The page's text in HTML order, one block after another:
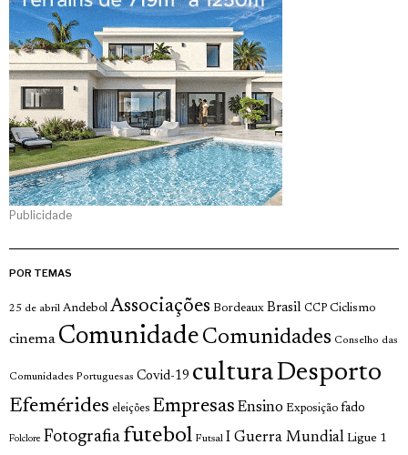
Publicidade
POR TEMAS
25 de abril Andebol Associações Bordeaux Brasil CCP Ciclismo
cinema Comunidade Comunidades Conselho das
Comunidades Portuguesas Covid-19 culturaDesporto
Efemérides eleições Empresas Ensino Exposição fado
Folclore Fotografia futebol Futsal I Guerra Mundial Ligue 1